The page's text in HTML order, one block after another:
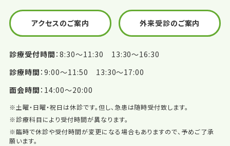
アクセスのご案内 外来受診のご案内
診療受付時間 8:30〜11:30 13:30〜16:30
診療時間 9:00〜11:50 13:30〜17:00
面会時間 14:00〜20:00
※土曜・日曜・祝日は休診です。但し、急患は随時受付致します。
※診療科目により受付時間が異なります。
※臨時で休診や受付時間が変更になる場合もありますので、予めご了承
願います。